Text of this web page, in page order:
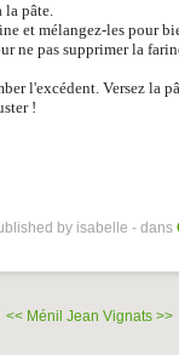
la pâte.
et mélangez-les pour
ne pas supprimer la
l'excédent. Versez la
!
by isabelle - dans
<< Ménil Jean Vignats >>